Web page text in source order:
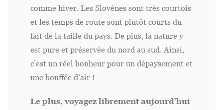
comme hiver. Les Slovènes sont très courtois
et les temps de route sont plutôt courts du
fait de la taille du pays. De plus, la nature y
est pure et préservée du nord au sud. Ainsi,
c’est un réel bonheur pour un dépaysement et
une bouffée d’air !
Le plus, voyagez librement aujourd’hui